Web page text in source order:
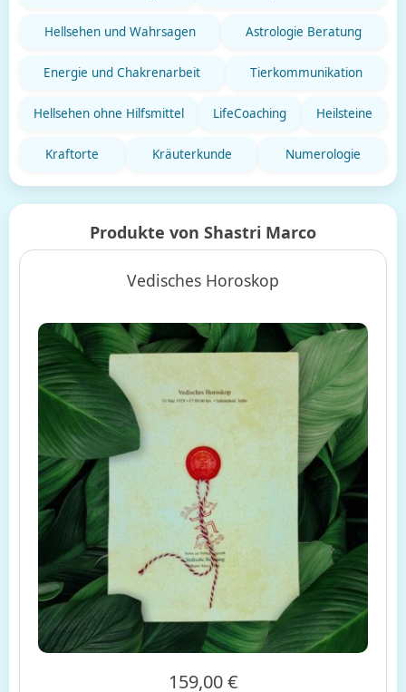
Hellsehen und Wahrsagen Astrologie Beratung
Energie und Chakrenarbeit Tierkommunikation
Hellsehen ohne Hilfsmittel LifeCoaching Heilsteine
Kraftorte Kräuterkunde Numerologie
Produkte von Shastri Marco
Vedisches Horoskop
159,00 €